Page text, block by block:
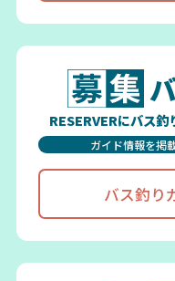
RESERVERにバス
ガイド情報を掲
バス釣り